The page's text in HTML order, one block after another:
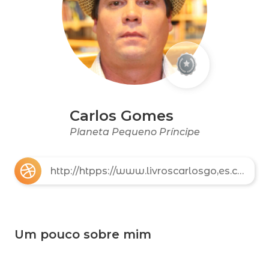
Carlos Gomes
Planeta Pequeno Príncipe
http://htpps://www.livroscarlosgo,es.com.br
Um pouco sobre mim